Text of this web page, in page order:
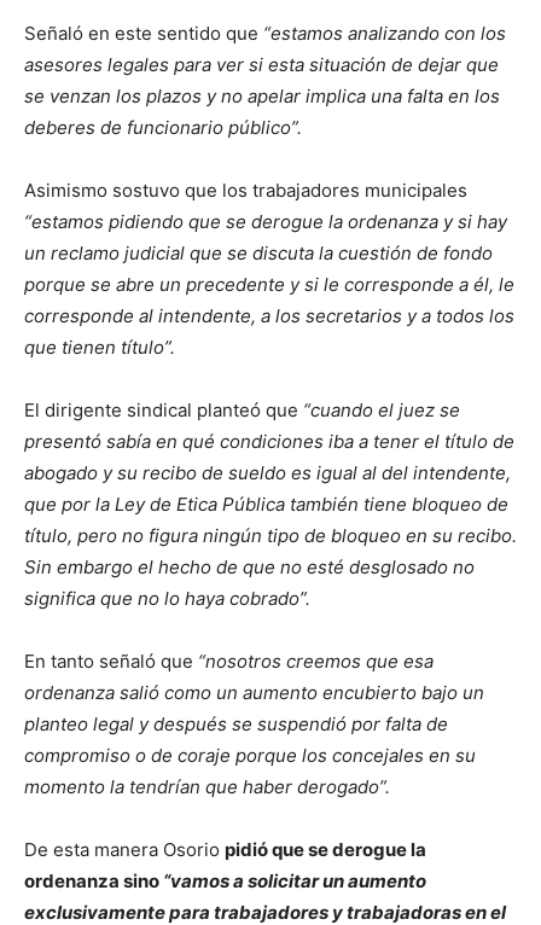
Señaló en este sentido que “estamos analizando con los
asesores legales para ver si esta situación de dejar que
se venzan los plazos y no apelar implica una falta en los
deberes de funcionario público”.
Asimismo sostuvo que los trabajadores municipales
“estamos pidiendo que se derogue la ordenanza y si hay
un reclamo judicial que se discuta la cuestión de fondo
porque se abre un precedente y si le corresponde a él, le
corresponde al intendente, a los secretarios y a todos los
que tienen título”.
El dirigente sindical planteó que “cuando el juez se
presentó sabía en qué condiciones iba a tener el título de
abogado y su recibo de sueldo es igual al del intendente,
que por la Ley de Etica Pública también tiene bloqueo de
título, pero no figura ningún tipo de bloqueo en su recibo.
Sin embargo el hecho de que no esté desglosado no
significa que no lo haya cobrado”.
En tanto señaló que “nosotros creemos que esa
ordenanza salió como un aumento encubierto bajo un
planteo legal y después se suspendió por falta de
compromiso o de coraje porque los concejales en su
momento la tendrían que haber derogado”.
De esta manera Osorio pidió que se derogue la
ordenanza sino “vamos a solicitar un aumento
exclusivamente para trabajadores y trabajadoras en el